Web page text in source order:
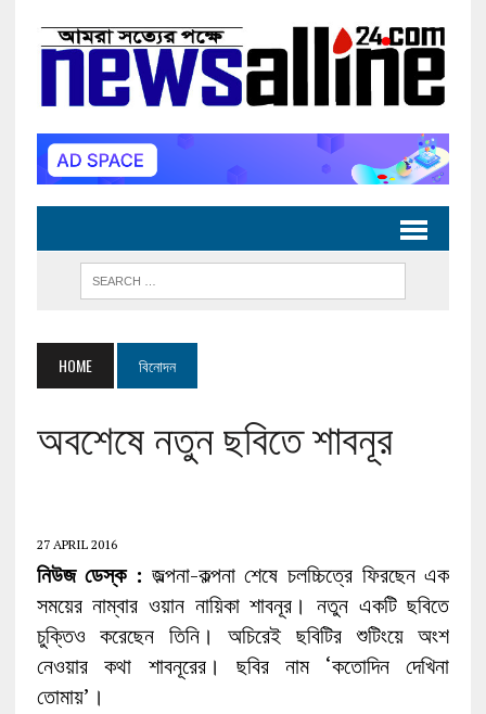
HOME বিনোদন
অবশেষে নতুন ছবিতে শাবনূর
27 APRIL 2016
নিউজ ডেস্ক : জল্পনা-কল্পনা শেষে চলচ্চিত্রে ফিরছেন এক
সময়ের নাম্বার ওয়ান নায়িকা শাবনূর। নতুন একটি ছবিতে
চুক্তিও করেছেন তিনি। অচিরেই ছবিটির শুটিংয়ে অংশ
নেওয়ার কথা শাবনূরের। ছবির নাম ‘কতোদিন দেখিনা
তোমায়’।